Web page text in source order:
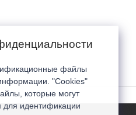
файлы
"Cookies"
которые могут
для идентификации